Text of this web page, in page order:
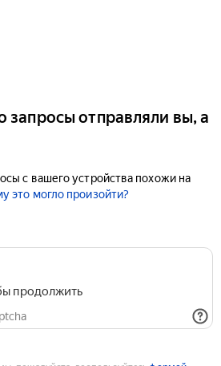
запросы отправляли вы, а
с вашего устройства похожи на
это могло произойти?
продолжить